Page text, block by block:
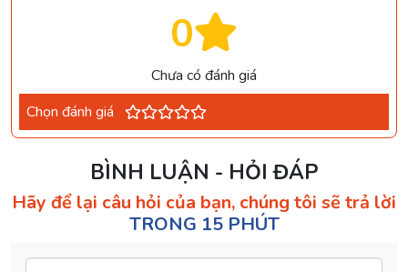
0
Chưa có đánh giá
Chọn đánh giá
BÌNH LUẬN - HỎI ĐÁP
Hãy để lại câu hỏi của bạn, chúng tôi sẽ trả lời
TRONG 15 PHÚT